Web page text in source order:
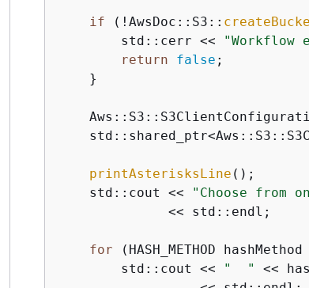
if (!AwsDoc::S3::
        std::cerr <<
"Workflow
return
false ;
    }
    Aws::
printAsterisksLine ();
    std::cout <<
"Choose from
              << std::endl;
for (HASH_METHOD
        std::cout <<
"  " <<